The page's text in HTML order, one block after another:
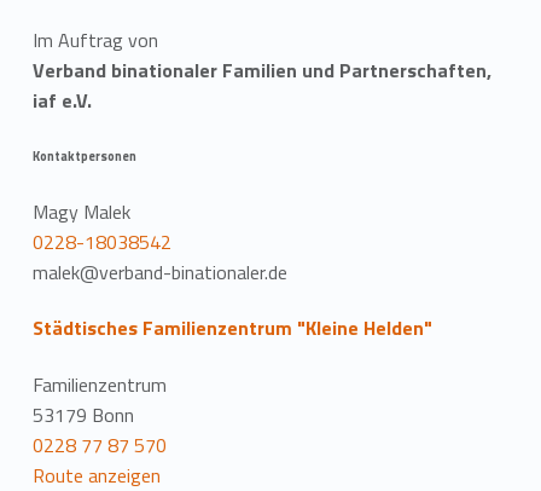
Im Auftrag von
Verband binationaler Familien und Partnerschaften,
iaf e.V.
Kontaktpersonen
Magy Malek
0228-18038542
malek@verband-binationaler.de
Städtisches Familienzentrum "Kleine Helden"
Familienzentrum
53179 Bonn
0228 77 87 570
Route anzeigen